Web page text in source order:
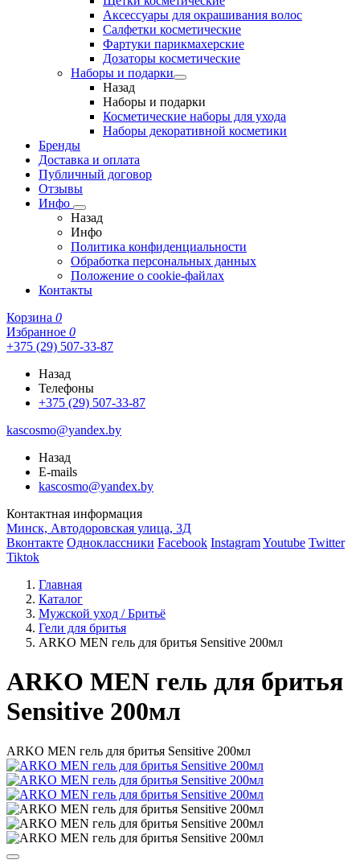
Аксессуары для окрашивания волос
Салфетки косметические
Фартуки парикмахерские
Дозаторы косметические
Наборы и подарки
Назад
Наборы и подарки
Косметические наборы для ухода
Наборы декоративной косметики
Бренды
Доставка и оплата
Публичный договор
Отзывы
Инфо
Назад
Инфо
Политика конфиденциальности
Обработка персональных данных
Положение о cookie-файлах
Контакты
Корзина 0
Избранное 0
+375 (29) 507-33-87
Назад
Телефоны
+375 (29) 507-33-87
kascosmo@yandex.by
Назад
E-mails
kascosmo@yandex.by
Контактная информация
Минск, Автодоровская улица, 3Д
Вконтакте Одноклассники Facebook InstagramYoutube Twitter
Tiktok
Главная
Каталог
Мужской уход / Бритьё
Гели для бритья
ARKO MEN гель для бритья Sensitive 200мл
ARKO MEN гель для бритья
Sensitive 200мл
ARKO MEN гель для бритья Sensitive 200мл